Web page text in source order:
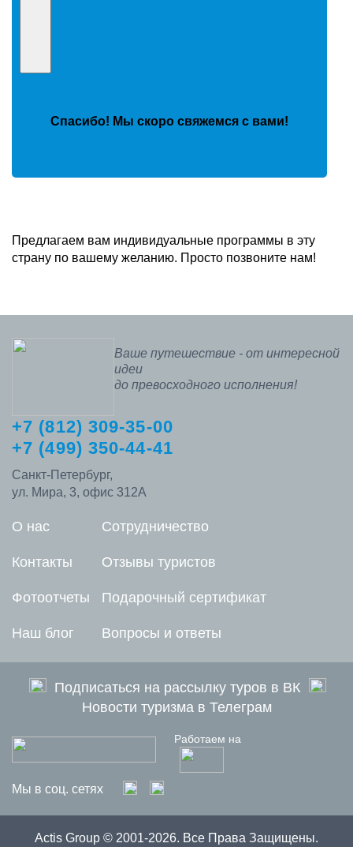
Спасибо! Мы скоро свяжемся с вами!
Предлагаем вам индивидуальные программы в эту
страну по вашему желанию. Просто позвоните нам!
Ваше путешествие - от интересной
идеи
до превосходного исполнения!
+7 (812) 309-35-00
+7 (499) 350-44-41
Санкт-Петербург,
ул. Мира, 3, офис 312А
О нас
Контакты
Фотоотчеты
Наш блог
Сотрудничество
Отзывы туристов
Подарочный сертификат
Вопросы и ответы
Подписаться на рассылку туров в ВК
Новости туризма в Телеграм
Работаем на
Мы в соц. сетях
Actis Group © 2001-2026. Все Права Защищены.